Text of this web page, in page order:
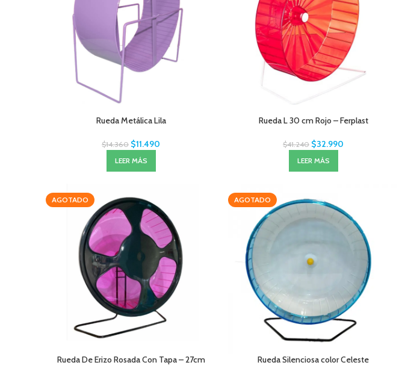
Rueda Metálica Lila
$14.360 $11.490
LEER MÁS
Rueda L 30 cm Rojo – Ferplast
$41.240 $32.990
LEER MÁS
AGOTADO
Rueda De Erizo Rosada Con Tapa – 27cm
AGOTADO
Rueda Silenciosa color Celeste